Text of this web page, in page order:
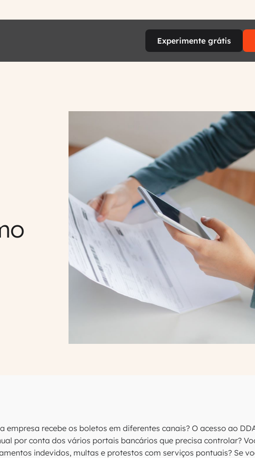
Experimente grátis
empresa recebe os boletos em diferentes canais? O acesso ao
por conta dos vários portais bancários que precisa controlar?
indevidos, multas e protestos com serviços pontuais? Se